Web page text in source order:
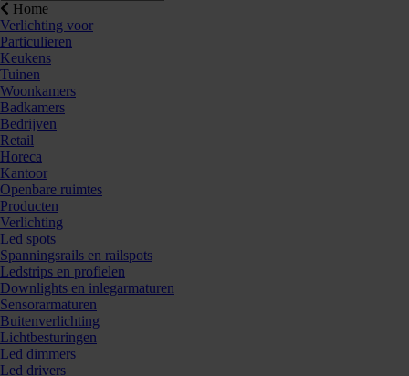
Home
Verlichting voor
Particulieren
Keukens
Tuinen
Woonkamers
Badkamers
Bedrijven
Retail
Horeca
Kantoor
Openbare ruimtes
Producten
Verlichting
Led spots
Spanningsrails en railspots
Ledstrips en profielen
Downlights en inlegarmaturen
Sensorarmaturen
Buitenverlichting
Lichtbesturingen
Led dimmers
Led drivers